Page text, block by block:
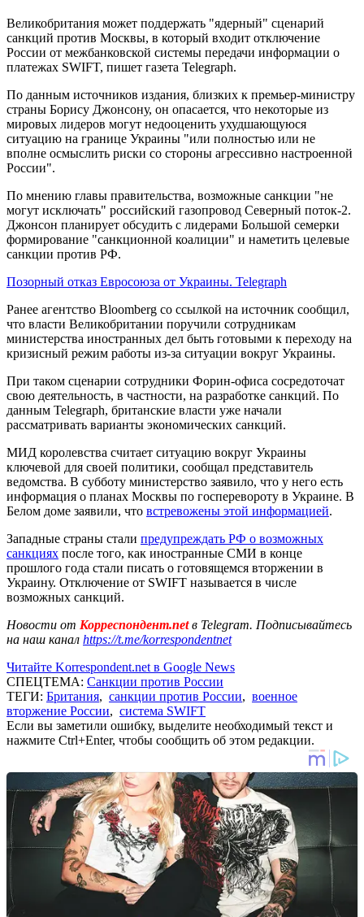
Великобритания может поддержать "ядерный" сценарий
санкций против Москвы, в который входит отключение
России от межбанковской системы передачи информации о
платежах SWIFT, пишет газета Telegraph.
По данным источников издания, близких к премьер-министру
страны Борису Джонсону, он опасается, что некоторые из
мировых лидеров могут недооценить ухудшающуюся
ситуацию на границе Украины "или полностью или не
вполне осмыслить риски со стороны агрессивно настроенной
России".
По мнению главы правительства, возможные санкции "не
могут исключать" российский газопровод Северный поток-2.
Джонсон планирует обсудить с лидерами Большой семерки
формирование "санкционной коалиции" и наметить целевые
санкции против РФ.
Позорный отказ Евросоюза от Украины. Telegraph
Ранее агентство Bloomberg со ссылкой на источник сообщил,
что власти Великобритании поручили сотрудникам
министерства иностранных дел быть готовыми к переходу на
кризисный режим работы из-за ситуации вокруг Украины.
При таком сценарии сотрудники Форин-офиса сосредоточат
свою деятельность, в частности, на разработке санкций. По
данным Telegraph, британские власти уже начали
рассматривать варианты экономических санкций.
МИД королевства считает ситуацию вокруг Украины
ключевой для своей политики, сообщал представитель
ведомства. В субботу министерство заявило, что у него есть
информация о планах Москвы по госперевороту в Украине. В
Белом доме заявили, что встревожены этой информацией.
Западные страны стали предупреждать РФ о возможных
санкциях после того, как иностранные СМИ в конце
прошлого года стали писать о готовящемся вторжении в
Украину. Отключение от SWIFT называется в числе
возможных санкций.
Новости от Корреспондент.netв Telegram. Подписывайтесь
на наш канал https://t.me/korrespondentnet
Читайте Korrespondent.net в Google News
СПЕЦТЕМА: Санкции против России
ТЕГИ: Британия, санкции против России, военное
вторжение России, система SWIFT
Если вы заметили ошибку, выделите необходимый текст и
нажмите Ctrl+Enter, чтобы сообщить об этом редакции.